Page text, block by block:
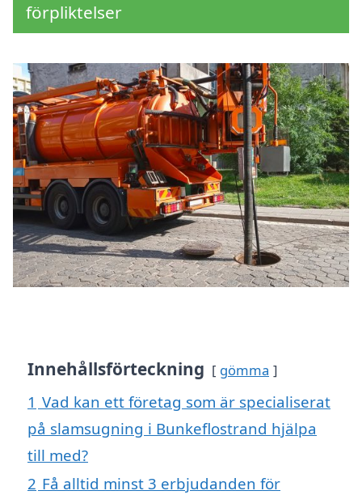
förpliktelser
Innehållsförteckning gömma
1 Vad kan ett företag som är specialiserat
på slamsugning i Bunkeflostrand hjälpa
till med?
2 Få alltid minst 3 erbjudanden för